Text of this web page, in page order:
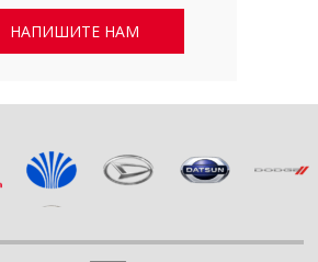
НАПИШИТЕ НАМ